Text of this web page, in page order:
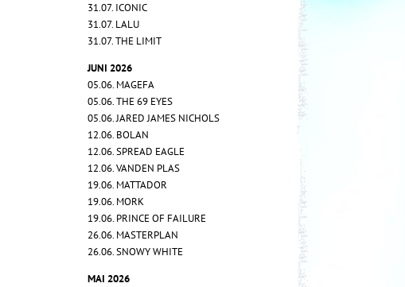
31.07. ICONIC
31.07. LALU
31.07. THE LIMIT
JUNI 2026
05.06. MAGEFA
05.06. THE 69 EYES
05.06. JARED JAMES NICHOLS
12.06. BOLAN
12.06. SPREAD EAGLE
12.06. VANDEN PLAS
19.06. MATTADOR
19.06. MORK
19.06. PRINCE OF FAILURE
26.06. MASTERPLAN
26.06. SNOWY WHITE
MAI 2026